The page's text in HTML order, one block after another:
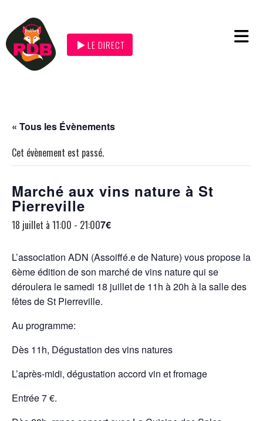
LE DIRECT
« Tous les Évènements
Cet évènement est passé.
Marché aux vins nature à St
Pierreville
18 juillet à 11:00 - 21:007€
L’association ADN (Assoiffé.e de Nature) vous propose la
6ème édition de son marché de vins nature qui se
déroulera le samedi 18 juillet de 11h à 20h à la salle des
fêtes de St Pierreville.
Au programme:
Dès 11h, Dégustation des vins natures
L’après-midi, dégustation accord vin et fromage
Entrée 7 €.